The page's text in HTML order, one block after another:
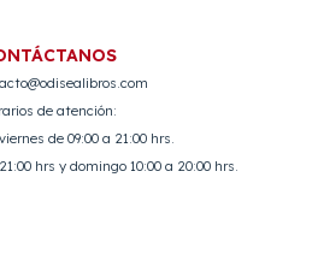
de atención:
de 09:00 a 21:00 hrs.
hrs y domingo 10:00 a 20:00 hrs.